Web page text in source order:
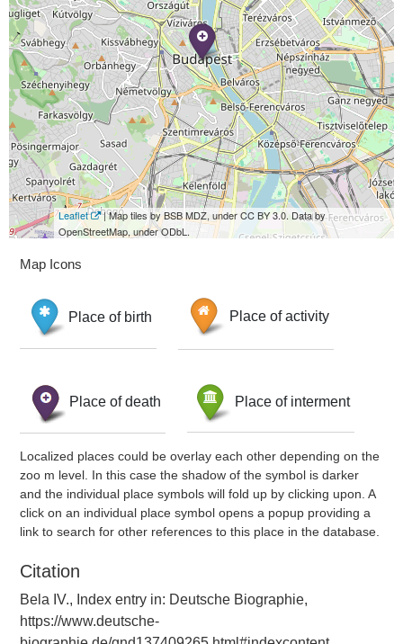
Leaflet
| Map tiles by BSB MDZ, under CC BY 3.0. Data by
OpenStreetMap, under ODbL.
Map Icons
Place of birth Place of activity
Place of death Place of interment
Localized places could be overlay each other depending on the
zoo m level. In this case the shadow of the symbol is darker
and the individual place symbols will fold up by clicking upon. A
click on an individual place symbol opens a popup providing a
link to search for other references to this place in the database.
Citation
Bela IV., Index entry in: Deutsche Biographie,
https://www.deutsche-